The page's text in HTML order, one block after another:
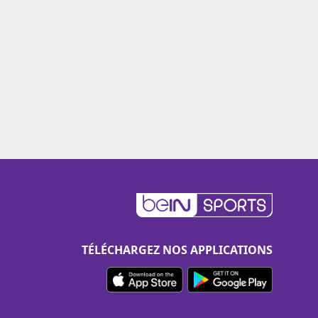
TÉLÉCHARGEZ NOS APPLICATIONS